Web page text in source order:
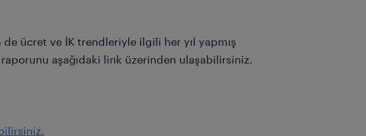
ücret ve İK trendleriyle ilgili her yıl yapmış
aşağıdaki link üzerinden ulaşabilirsiniz.